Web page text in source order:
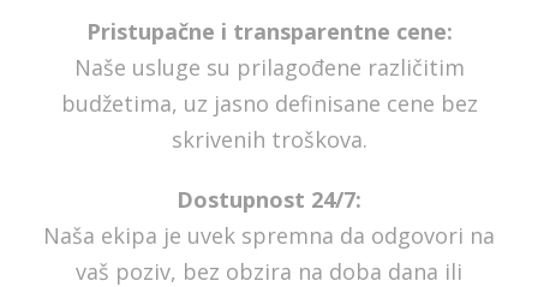
Pristupačne i transparentne cene:
Naše usluge su prilagođene različitim
budžetima, uz jasno definisane cene bez
skrivenih troškova.
Dostupnost 24/7:
Naša ekipa je uvek spremna da odgovori na
vaš poziv, bez obzira na doba dana ili